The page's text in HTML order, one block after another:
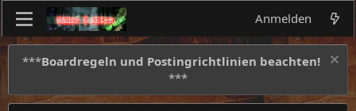
Anmelden
***Boardregeln und Postingrichtlinien beachten!
***